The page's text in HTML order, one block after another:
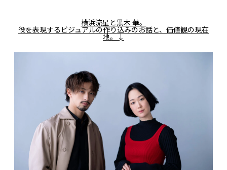
横浜流星と黒木 華。
役を表現するビジュアルの作り込みのお話と、価値観の現在
地。↓